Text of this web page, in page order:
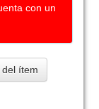
con un
ítem